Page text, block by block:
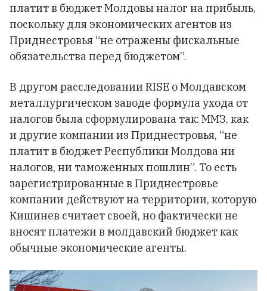
платит в бюджет Молдовы налог на прибыль,
поскольку для экономических агентов из
Приднестровья “не отражены фискальные
обязательства перед бюджетом”.
В другом расследовании RISE о Молдавском
металлургическом заводе формула ухода от
налогов была сформулирована так: ММЗ, как
и другие компании из Приднестровья, “не
платит в бюджет Республики Молдова ни
налогов, ни таможенных пошлин”. То есть
зарегистрированные в Приднестровье
компании действуют на территории, которую
Кишинев считает своей, но фактически не
вносят платежи в молдавский бюджет как
обычные экономические агенты.